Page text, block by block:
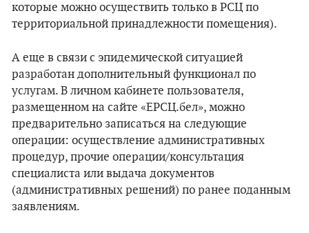
которые можно осуществить только в РСЦ по
территориальной принадлежности помещения).
А еще в связи с эпидемической ситуацией
разработан дополнительный функционал по
услугам. В личном кабинете пользователя,
размещенном на сайте «ЕРСЦ.бел», можно
предварительно записаться на следующие
операции: осуществление административных
процедур, прочие операции/консультация
специалиста или выдача документов
(административных решений) по ранее поданным
заявлениям.